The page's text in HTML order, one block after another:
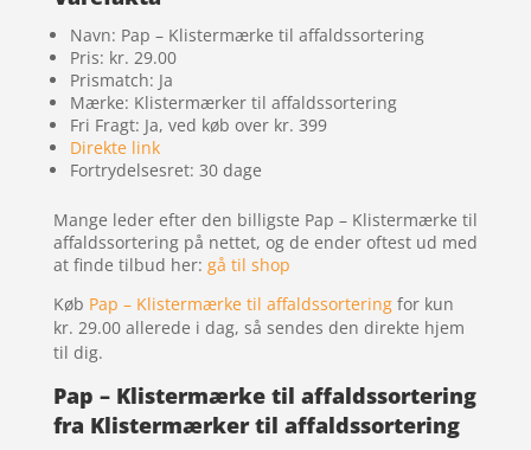
Navn: Pap – Klistermærke til affaldssortering
Pris: kr. 29.00
Prismatch: Ja
Mærke: Klistermærker til affaldssortering
Fri Fragt: Ja, ved køb over kr. 399
Direkte link
Fortrydelsesret: 30 dage
Mange leder efter den billigste Pap – Klistermærke til
affaldssortering på nettet, og de ender oftest ud med
at finde tilbud her: gå til shop
Køb Pap – Klistermærke til affaldssorteringfor kun
kr. 29.00 allerede i dag, så sendes den direkte hjem
til dig.
Pap – Klistermærke til affaldssortering
fra Klistermærker til affaldssortering